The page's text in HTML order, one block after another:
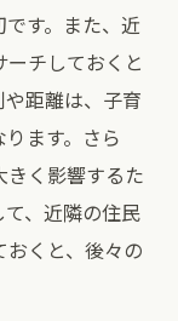
注意すべき
す。また、近
チしておくと
距離は、子育
ます。さら
きく影響するた
、近隣の住民
くと、後々の